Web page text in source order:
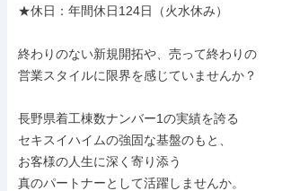
★休日：年間休日124日（火水休み）
終わりのない新規開拓や、売って終わりの
営業スタイルに限界を感じていませんか？
長野県着工棟数ナンバー1の実績を誇る
セキスイハイムの強固な基盤のもと、
お客様の人生に深く寄り添う
真のパートナーとして活躍しませんか。